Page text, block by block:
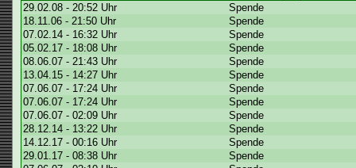
29.02.08 - 20:52 Uhr
Spende
18.11.06 - 21:50 Uhr
Spende
07.02.14 - 16:32 Uhr
Spende
05.02.17 - 18:08 Uhr
Spende
08.06.07 - 21:43 Uhr
Spende
13.04.15 - 14:27 Uhr
Spende
07.06.07 - 17:24 Uhr
Spende
07.06.07 - 17:24 Uhr
Spende
07.06.07 - 02:09 Uhr
Spende
28.12.14 - 13:22 Uhr
Spende
14.12.17 - 00:16 Uhr
Spende
29.01.17 - 08:38 Uhr
Spende